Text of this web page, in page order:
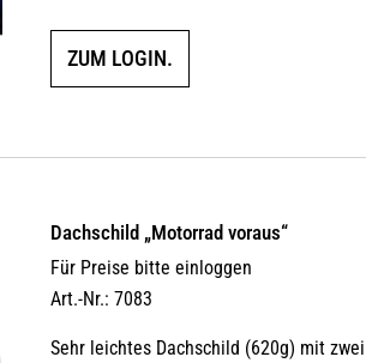
ZUM LOGIN.
Dachschild „Motorrad voraus“
Für Preise bitte einloggen
Art.-Nr.: 7083
Sehr leichtes Dachschild (620g) mit